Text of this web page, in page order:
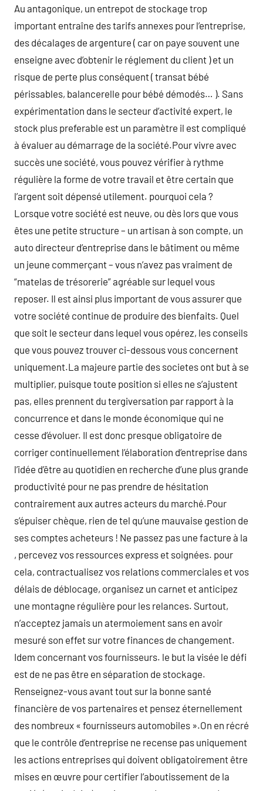
Au antagonique, un entrepot de stockage trop
important entraîne des tarifs annexes pour l’entreprise,
des décalages de argenture ( car on paye souvent une
enseigne avec d’obtenir le réglement du client ) et un
risque de perte plus conséquent ( transat bébé
périssables, balancerelle pour bébé démodés… ). Sans
expérimentation dans le secteur d’activité expert, le
stock plus preferable est un paramètre il est compliqué
à évaluer au démarrage de la société.Pour vivre avec
succès une société, vous pouvez vérifier à rythme
régulière la forme de votre travail et être certain que
l’argent soit dépensé utilement. pourquoi cela ?
Lorsque votre société est neuve, ou dès lors que vous
êtes une petite structure – un artisan à son compte, un
auto directeur d’entreprise dans le bâtiment ou même
un jeune commerçant – vous n’avez pas vraiment de
“matelas de trésorerie” agréable sur lequel vous
reposer. Il est ainsi plus important de vous assurer que
votre société continue de produire des bienfaits. Quel
que soit le secteur dans lequel vous opérez, les conseils
que vous pouvez trouver ci-dessous vous concernent
uniquement.La majeure partie des societes ont but à se
multiplier, puisque toute position si elles ne s’ajustent
pas, elles prennent du tergiversation par rapport à la
concurrence et dans le monde économique qui ne
cesse d’évoluer. Il est donc presque obligatoire de
corriger continuellement l’élaboration d’entreprise dans
l’idée d’être au quotidien en recherche d’une plus grande
productivité pour ne pas prendre de hésitation
contrairement aux autres acteurs du marché.Pour
s’épuiser chèque, rien de tel qu’une mauvaise gestion de
ses comptes acheteurs ! Ne passez pas une facture à la
, percevez vos ressources express et soignées. pour
cela, contractualisez vos relations commerciales et vos
délais de déblocage, organisez un carnet et anticipez
une montagne régulière pour les relances. Surtout,
n’acceptez jamais un atermoiement sans en avoir
mesuré son effet sur votre finances de changement.
Idem concernant vos fournisseurs. le but la visée le défi
est de ne pas être en séparation de stockage.
Renseignez-vous avant tout sur la bonne santé
financière de vos partenaires et pensez éternellement
des nombreux « fournisseurs automobiles ».On en récré
que le contrôle d’entreprise ne recense pas uniquement
les actions entreprises qui doivent obligatoirement être
mises en œuvre pour certifier l’aboutissement de la